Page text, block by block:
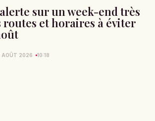
sur un week-end très
routes et horaires à éviter
AOÛT 2026 10:18